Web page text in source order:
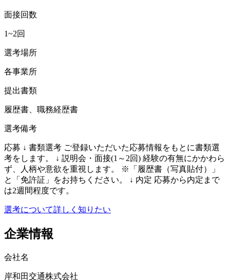
面接回数
1~2回
選考場所
各事業所
提出書類
履歴書、職務経歴書
選考備考
応募 ↓ 書類選考 ご登録いただいた応募情報をもとに書類選
考をします。 ↓ 説明会・面接(1～2回) 経験の有無にかかわら
ず、人柄や意欲を重視します。 ※「履歴書（写真貼付）」
と「免許証」をお持ちください。 ↓ 内定 応募から内定まで
は2週間程度です。
選考について詳しく知りたい
企業情報
会社名
岸和田交通株式会社